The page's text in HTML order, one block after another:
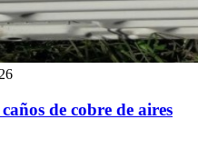
de cobre de aires